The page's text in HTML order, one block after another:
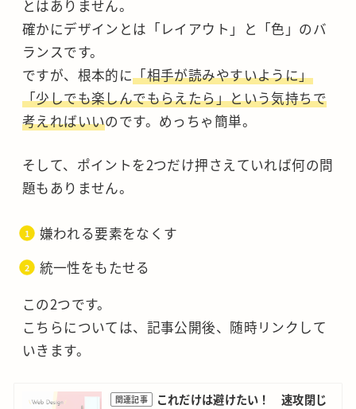
とはありません。
確かにデザインとは「レイアウト」と「色」のバ
ランスです。
ですが、根本的に「相手が読みやすいように」
「少しでも楽しんでもらえたら」という気持ちで
考えればいいのです。めっちゃ簡単。
そして、ポイントを2つだけ押さえていれば何の問
題もありません。
嫌われる要素をなくす
統一性をもたせる
この2つです。
こちらについては、記事公開後、随時リンクして
いきます。
関連記事
これだけは避けたい！ 速攻閉じ